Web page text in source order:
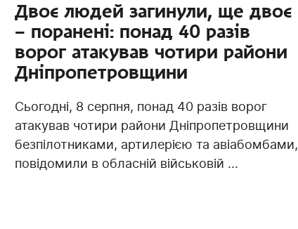
Двоє людей загинули, ще двоє
– поранені: понад 40 разів
ворог атакував чотири райони
Дніпропетровщини
Сьогодні, 8 серпня, понад 40 разів ворог
атакував чотири райони Дніпропетровщини
безпілотниками, артилерією та авіабомбами,
повідомили в обласній військовій ...